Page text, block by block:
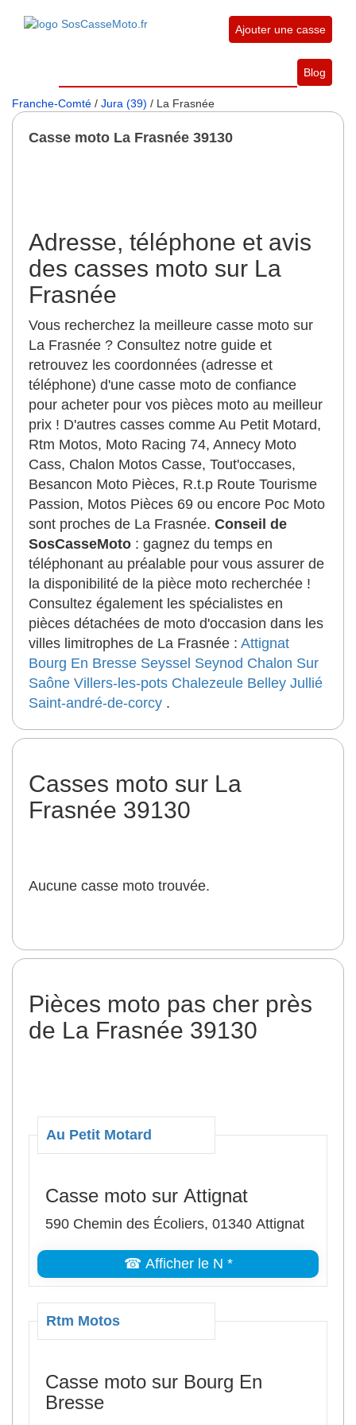
Ajouter une casse
Blog
Franche-Comté / Jura (39) / La Frasnée
Casse moto La Frasnée 39130
Adresse, téléphone et avis
des casses moto sur La
Frasnée
Vous recherchez la meilleure casse moto sur
La Frasnée ? Consultez notre guide et
retrouvez les coordonnées (adresse et
téléphone) d'une casse moto de confiance
pour acheter pour vos pièces moto au meilleur
prix ! D'autres casses comme Au Petit Motard,
Rtm Motos, Moto Racing 74, Annecy Moto
Cass, Chalon Motos Casse, Tout'occases,
Besancon Moto Pièces, R.t.p Route Tourisme
Passion, Motos Pièces 69 ou encore Poc Moto
sont proches de La Frasnée. Conseil de
SosCasseMoto : gagnez du temps en
téléphonant au préalable pour vous assurer de
la disponibilité de la pièce moto recherchée !
Consultez également les spécialistes en
pièces détachées de moto d'occasion dans les
villes limitrophes de La Frasnée : Attignat
Bourg En Bresse Seyssel Seynod Chalon Sur
Saône Villers-les-pots Chalezeule Belley Jullié
Saint-andré-de-corcy .
Casses moto sur La
Frasnée 39130
Aucune casse moto trouvée.
Pièces moto pas cher près
de La Frasnée 39130
Au Petit Motard
Casse moto sur Attignat
590 Chemin des Écoliers, 01340 Attignat
☎ Afficher le N *
Rtm Motos
Casse moto sur Bourg En
Bresse